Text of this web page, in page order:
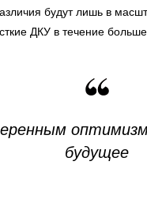
будут лишь в
ДКУ в течение
будущее